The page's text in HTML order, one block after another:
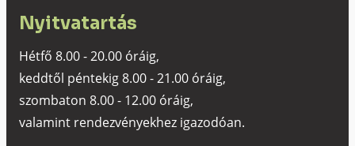
Nyitvatartás
Hétfő 8.00 - 20.00 óráig,
keddtől péntekig 8.00 - 21.00 óráig,
szombaton 8.00 - 12.00 óráig,
valamint rendezvényekhez igazodóan.